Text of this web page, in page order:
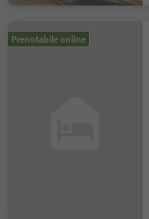
Prenotabile online